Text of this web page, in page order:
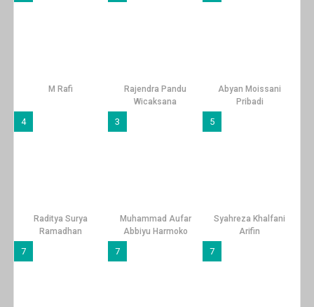
M Rafi
Rajendra Pandu
Wicaksana
Abyan Moissani
Pribadi
4
Raditya Surya
Ramadhan
3
Muhammad Aufar
Abbiyu Harmoko
5
Syahreza Khalfani
Arifin
7 7 7